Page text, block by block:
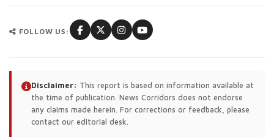
FOLLOW US:
Disclaimer: This report is based on information available at
the time of publication. News Corridors does not endorse
any claims made herein. For corrections or feedback, please
contact our editorial desk.